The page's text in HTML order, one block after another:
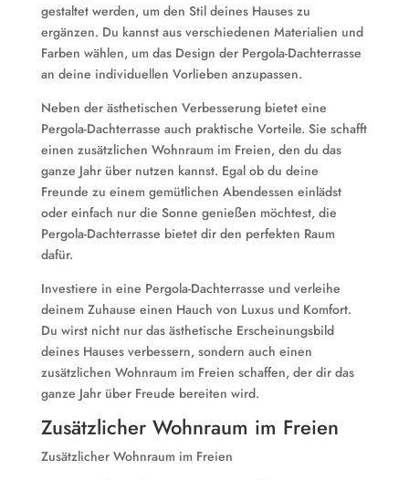
gestaltet werden, um den Stil deines Hauses zu
ergänzen. Du kannst aus verschiedenen Materialien und
Farben wählen, um das Design der Pergola-Dachterrasse
an deine individuellen Vorlieben anzupassen.
Neben der ästhetischen Verbesserung bietet eine
Pergola-Dachterrasse auch praktische Vorteile. Sie schafft
einen zusätzlichen Wohnraum im Freien, den du das
ganze Jahr über nutzen kannst. Egal ob du deine
Freunde zu einem gemütlichen Abendessen einlädst
oder einfach nur die Sonne genießen möchtest, die
Pergola-Dachterrasse bietet dir den perfekten Raum
dafür.
Investiere in eine Pergola-Dachterrasse und verleihe
deinem Zuhause einen Hauch von Luxus und Komfort.
Du wirst nicht nur das ästhetische Erscheinungsbild
deines Hauses verbessern, sondern auch einen
zusätzlichen Wohnraum im Freien schaffen, der dir das
ganze Jahr über Freude bereiten wird.
Zusätzlicher Wohnraum im Freien
Zusätzlicher Wohnraum im Freien